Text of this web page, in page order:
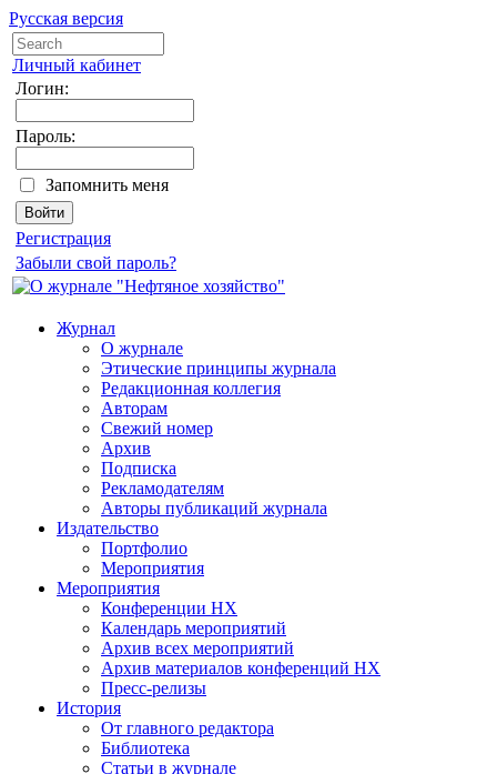
Русская версия
Личный кабинет
Логин:
Пароль:
Запомнить меня
Регистрация
Забыли свой пароль?
Журнал
О журнале
Этические принципы журнала
Редакционная коллегия
Авторам
Свежий номер
Архив
Подписка
Рекламодателям
Авторы публикаций журнала
Издательство
Портфолио
Мероприятия
Мероприятия
Конференции НХ
Календарь мероприятий
Архив всех мероприятий
Архив материалов конференций НХ
Пресс-релизы
История
От главного редактора
Библиотека
Статьи в журнале